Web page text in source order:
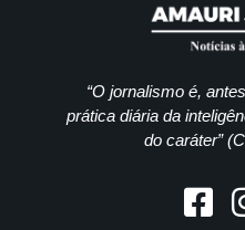
“O jornalismo é,
prática diária da
do caráter”